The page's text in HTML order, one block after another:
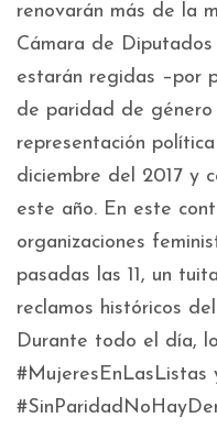
renovarán más de la
Cámara de
estarán regidas –por
de paridad de
representación
diciembre del 2017 y
este año. En este
organizaciones
pasadas las 11, un
reclamos históricos
Durante todo el día,
#MujeresEnLasListas